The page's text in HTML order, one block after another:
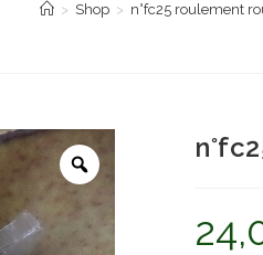
> Shop > n°fc25 roulement